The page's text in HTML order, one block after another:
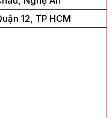
12, TP HCM